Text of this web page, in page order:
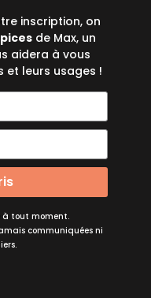
inscription, on
de Max, un
aidera à vous
et leurs usages !
à tout moment.
communiquées ni